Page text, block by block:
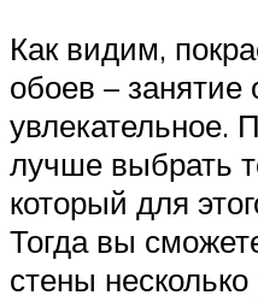
Как видим,
обоев – занятие
увлекательное.
лучше выбрать
который для
Тогда вы
стены